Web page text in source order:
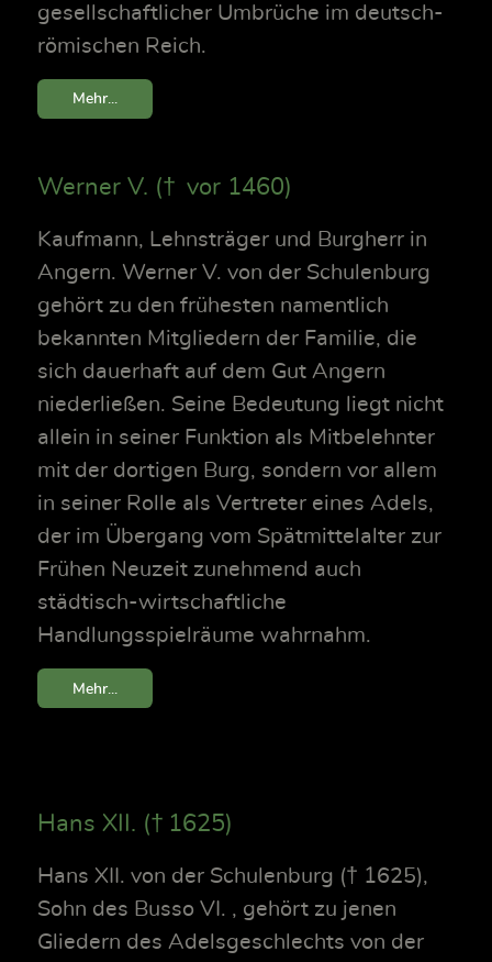
gesellschaftlicher Umbrüche im deutsch-
römischen Reich.
Mehr...
Werner V. († vor 1460)
Kaufmann, Lehnsträger und Burgherr in
Angern. Werner V. von der Schulenburg
gehört zu den frühesten namentlich
bekannten Mitgliedern der Familie, die
sich dauerhaft auf dem Gut Angern
niederließen. Seine Bedeutung liegt nicht
allein in seiner Funktion als Mitbelehnter
mit der dortigen Burg, sondern vor allem
in seiner Rolle als Vertreter eines Adels,
der im Übergang vom Spätmittelalter zur
Frühen Neuzeit zunehmend auch
städtisch-wirtschaftliche
Handlungsspielräume wahrnahm.
Mehr...
Hans XII. († 1625)
Hans XII. von der Schulenburg († 1625),
Sohn des Busso VI. , gehört zu jenen
Gliedern des Adelsgeschlechts von der